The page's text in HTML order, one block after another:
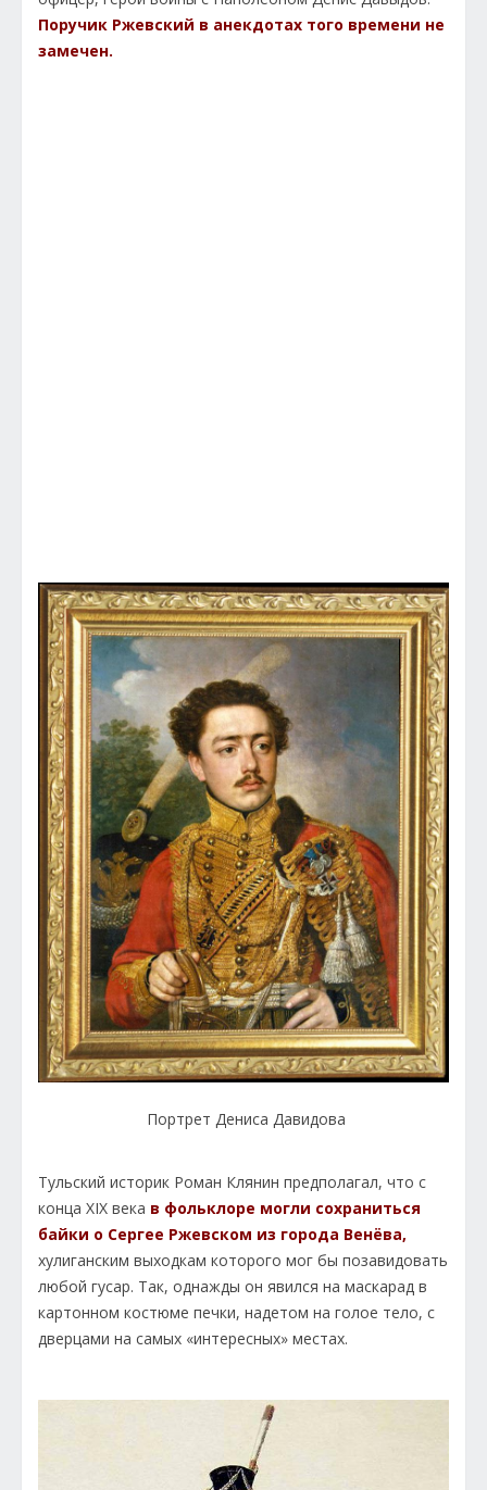
Поручик Ржевский в анекдотах того времени не
замечен.
Портрет Дениса Давидова
Тульский историк Роман Клянин предполагал, что с
конца XIX века в фольклоре могли сохраниться
байки о Сергее Ржевском из города Венёва,
хулиганским выходкам которого мог бы позавидовать
любой гусар. Так, однажды он явился на маскарад в
картонном костюме печки, надетом на голое тело, с
дверцами на самых «интересных» местах.